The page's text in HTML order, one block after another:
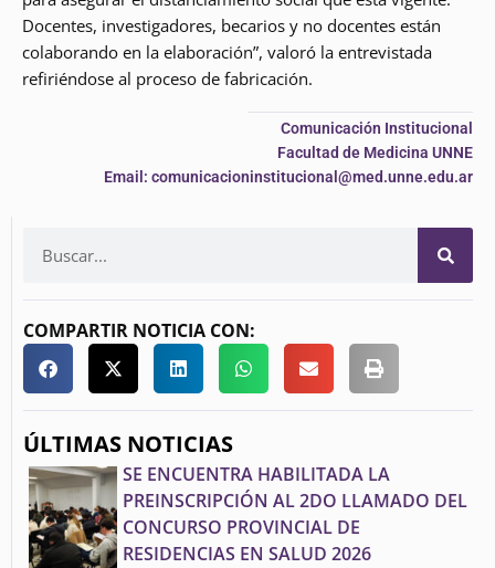
Docentes, investigadores, becarios y no docentes están
colaborando en la elaboración”, valoró la entrevistada
refiriéndose al proceso de fabricación.
Comunicación Institucional
Facultad de Medicina UNNE
Email: comunicacioninstitucional@med.unne.edu.ar
COMPARTIR NOTICIA CON:
ÚLTIMAS NOTICIAS
SE ENCUENTRA HABILITADA LA
PREINSCRIPCIÓN AL 2DO LLAMADO DEL
CONCURSO PROVINCIAL DE
RESIDENCIAS EN SALUD 2026